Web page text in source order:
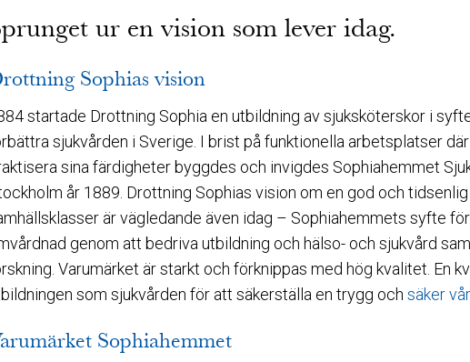
ur en vision som lever idag.
Sophias vision
startade Drottning Sophia en utbildning av sjuksköterskor i
sjukvården i Sverige. I brist på funktionella arbetsplatser
sina färdigheter byggdes och invigdes Sophiahemmet
år 1889. Drottning Sophias vision om en god och
är vägledande även idag – Sophiahemmets syfte
genom att bedriva utbildning och hälso- och sjukvård
Varumärket är starkt och förknippas med hög kvalitet. En
som sjukvården för att säkerställa en trygg och säker
Sophiahemmet